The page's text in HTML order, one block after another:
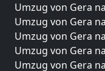
Umzug von Gera
Umzug von Gera
Umzug von Gera
Umzug von Gera
Umzug von Gera